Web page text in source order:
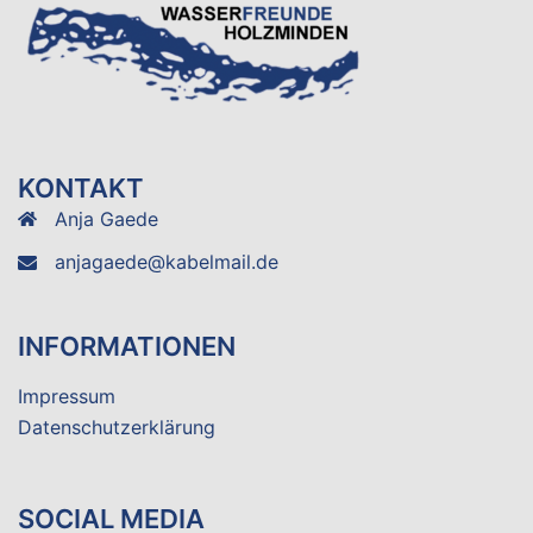
KONTAKT
Anja Gaede
anjagaede@kabelmail.de
INFORMATIONEN
Impressum
Datenschutzerklärung
SOCIAL MEDIA